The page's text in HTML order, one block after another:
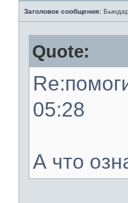
Заголовок сообщения:
Quote:
05:28
А что